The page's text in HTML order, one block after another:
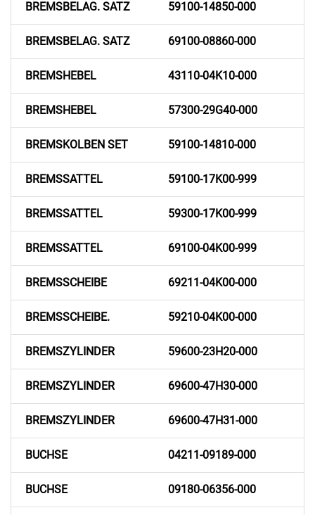
BREMSBELAG. SATZ 59100-14850-000
BREMSBELAG. SATZ 69100-08860-000
BREMSHEBEL 43110-04K10-000
BREMSHEBEL 57300-29G40-000
BREMSKOLBEN SET 59100-14810-000
BREMSSATTEL 59100-17K00-999
BREMSSATTEL 59300-17K00-999
BREMSSATTEL 69100-04K00-999
BREMSSCHEIBE 69211-04K00-000
BREMSSCHEIBE. 59210-04K00-000
BREMSZYLINDER 59600-23H20-000
BREMSZYLINDER 69600-47H30-000
BREMSZYLINDER 69600-47H31-000
BUCHSE 04211-09189-000
BUCHSE 09180-06356-000